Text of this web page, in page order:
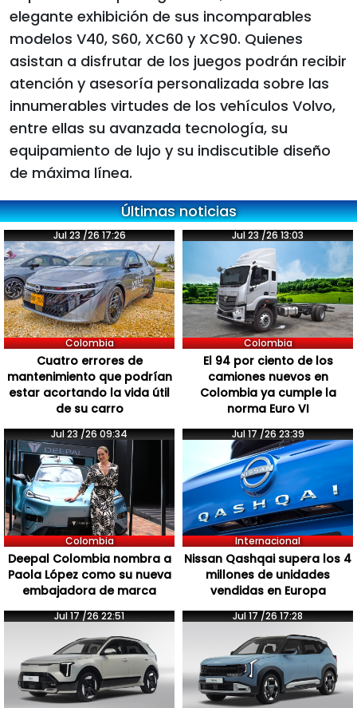
elegante exhibición de sus incomparables
modelos V40, S60, XC60 y XC90. Quienes
asistan a disfrutar de los juegos podrán recibir
atención y asesoría personalizada sobre las
innumerables virtudes de los vehículos Volvo,
entre ellas su avanzada tecnología, su
equipamiento de lujo y su indiscutible diseño
de máxima línea.
Últimas noticias
Jul 23 /26 17:26
Colombia
Cuatro errores de
mantenimiento que podrían
estar acortando la vida útil
de su carro
Jul 23 /26 13:03
Colombia
El 94 por ciento de los
camiones nuevos en
Colombia ya cumple la
norma Euro VI
Jul 23 /26 09:34
Colombia
Deepal Colombia nombra a
Paola López como su nueva
embajadora de marca
Jul 17 /26 23:39
Internacional
Nissan Qashqai supera los 4
millones de unidades
vendidas en Europa
Jul 17 /26 22:51 Jul 17 /26 17:28